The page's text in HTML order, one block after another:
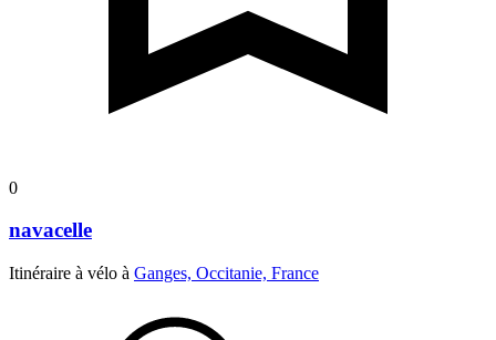
0
navacelle
Itinéraire à vélo à Ganges, Occitanie, France